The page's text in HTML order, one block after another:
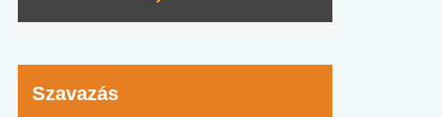
Szavazás